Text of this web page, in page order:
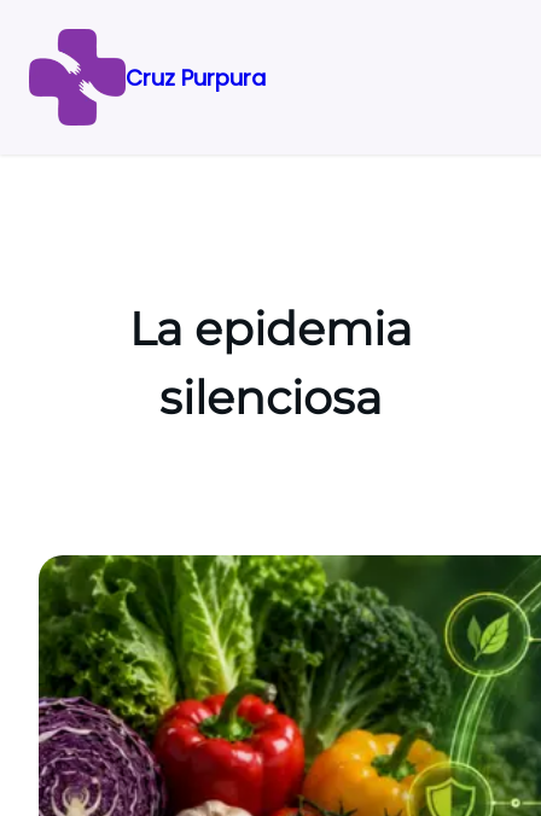
Saltar
Cruz Purpura
La epidemia
silenciosa